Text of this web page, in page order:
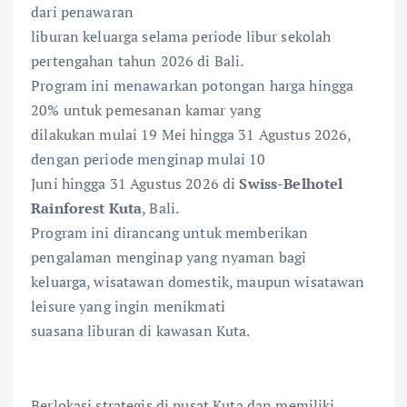
dari penawaran
liburan keluarga selama periode libur sekolah
pertengahan tahun 2026 di Bali.
Program ini menawarkan potongan harga hingga
20% untuk pemesanan kamar yang
dilakukan mulai 19 Mei hingga 31 Agustus 2026,
dengan periode menginap mulai 10
Juni hingga 31 Agustus 2026 diSwiss-Belhotel
Rainforest Kuta, Bali.
Program ini dirancang untuk memberikan
pengalaman menginap yang nyaman bagi
keluarga, wisatawan domestik, maupun wisatawan
leisure yang ingin menikmati
suasana liburan di kawasan Kuta.